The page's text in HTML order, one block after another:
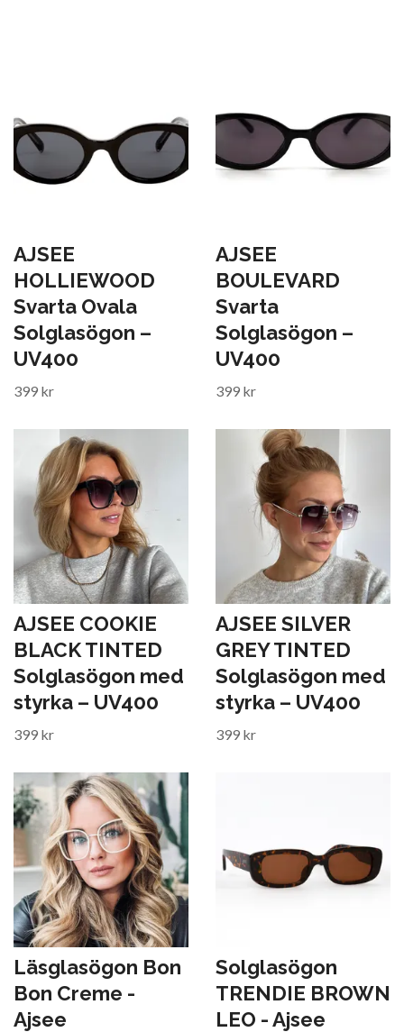
AJSEE
HOLLIEWOOD
Svarta Ovala
Solglasögon –
UV400
399 kr
AJSEE
BOULEVARD
Svarta
Solglasögon –
UV400
399 kr
AJSEE COOKIE
BLACK TINTED
Solglasögon med
styrka – UV400
399 kr
AJSEE SILVER
GREY TINTED
Solglasögon med
styrka – UV400
399 kr
Läsglasögon Bon
Bon Creme -
Ajsee
Solglasögon
TRENDIE BROWN
LEO - Ajsee